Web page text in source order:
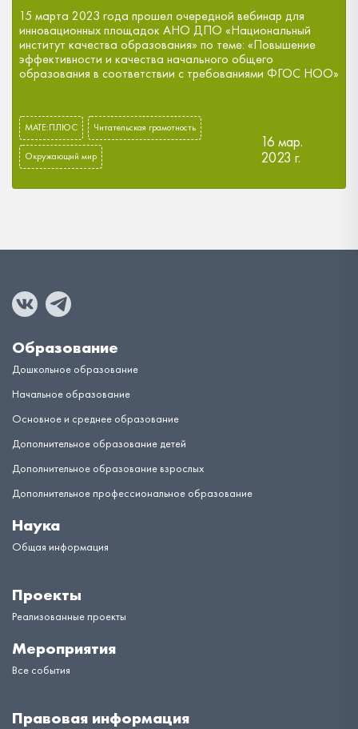
15 марта 2023 года прошел очередной вебинар для
инновационных площадок АНО ДПО «Национальный
институт качества образования» по теме: «Повышение
эффективности и качества начального общего
образования в соответствии с требованиями ФГОС НОО»
МАТЕ:ПЛЮС Читательская грамотность
Окружающий мир
16 мар.
2023 г.
Образование
Дошкольное образование
Начальное образование
Основное и среднее образование
Дополнительное образование детей
Дополнительное образование взрослых
Дополнительное профессиональное образование
Наука
Общая информация
Проекты
Реализованные проекты
Мероприятия
Все события
Правовая информация